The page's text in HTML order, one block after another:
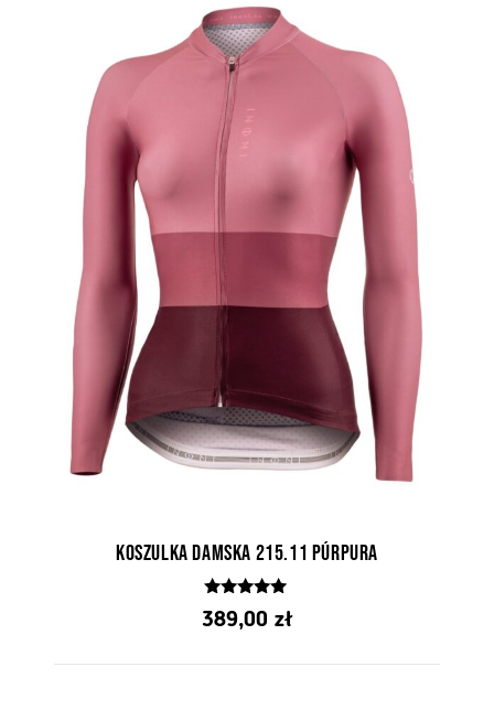
Koszulka Damska 215.11 Púrpura
5.00
z 5
389,00 zł